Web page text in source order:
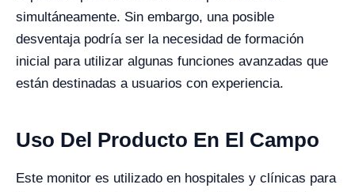
simultáneamente. Sin embargo, una posible
desventaja podría ser la necesidad de formación
inicial para utilizar algunas funciones avanzadas que
están destinadas a usuarios con experiencia.
Uso Del Producto En El Campo
Este monitor es utilizado en hospitales y clínicas para